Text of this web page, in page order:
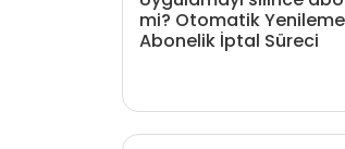
mi? Otomatik
Abonelik İptal Süreci